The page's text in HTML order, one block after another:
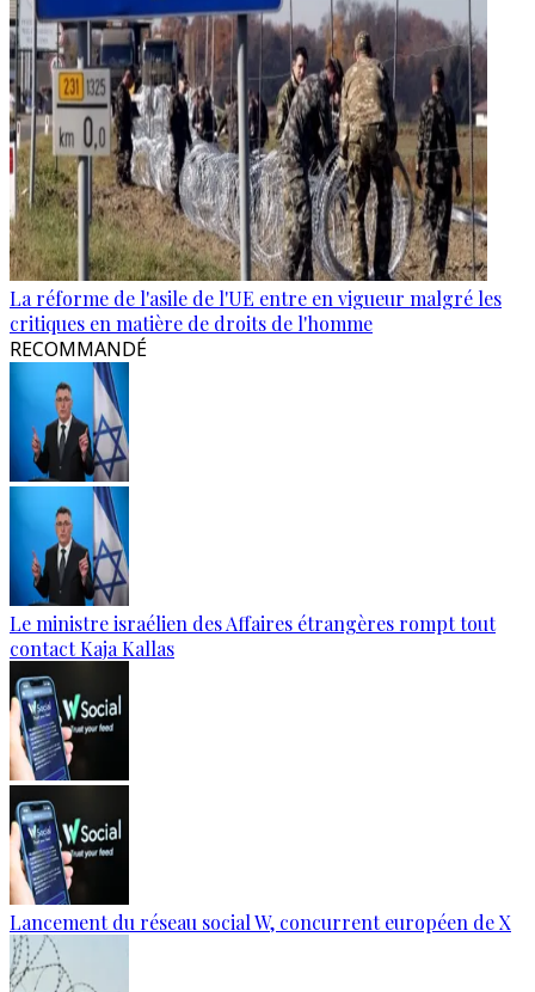
La réforme de l'asile de l'UE entre en vigueur malgré les
critiques en matière de droits de l'homme
RECOMMANDÉ
Le ministre israélien des Affaires étrangères rompt tout
contact Kaja Kallas
Lancement du réseau social W, concurrent européen de X